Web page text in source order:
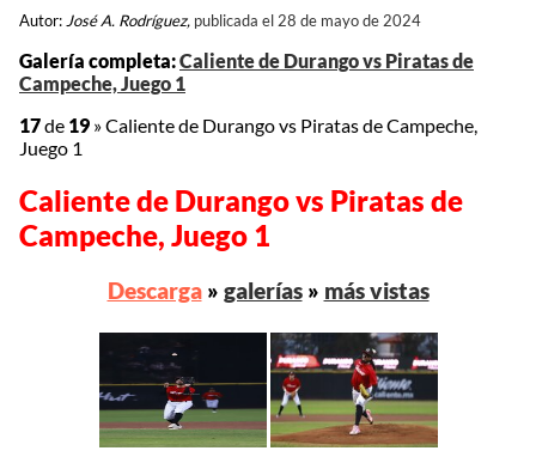
Autor: José A. Rodríguez, publicada el 28 de mayo de 2024
Galería completa:Caliente de Durango vs Piratas de
Campeche, Juego 1
17de 19 »Caliente de Durango vs Piratas de Campeche,
Juego 1
Caliente de Durango vs Piratas de
Campeche, Juego 1
Descarga» galerías» más vistas